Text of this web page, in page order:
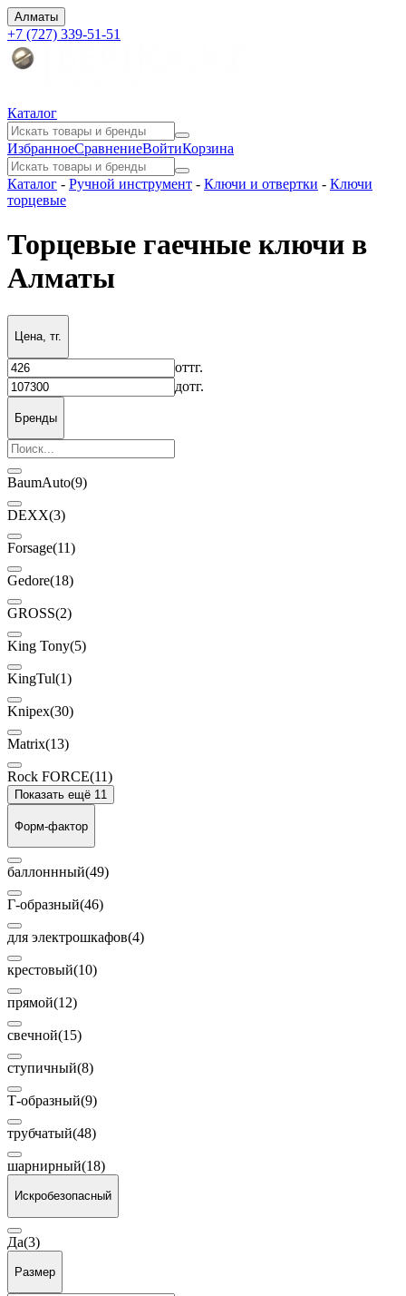
Алматы
+7 (727) 339-51-51
Каталог
ИзбранноеСравнениеВойтиКорзина
Каталог - Ручной инструмент - Ключи и отвертки - Ключи
торцевые
Торцевые гаечные ключи в
Алматы
Цена, тг.
оттг.
дотг.
Бренды
BaumAuto(9)
DEXX(3)
Forsage(11)
Gedore(18)
GROSS(2)
King Tony(5)
KingTul(1)
Knipex(30)
Matrix(13)
Rock FORCE(11)
Показать ещё 11
Форм-фактор
баллоннный(49)
Г-образный(46)
для электрошкафов(4)
крестовый(10)
прямой(12)
свечной(15)
ступичный(8)
Т-образный(9)
трубчатый(48)
шарнирный(18)
Искробезопасный
Да(3)
Размер